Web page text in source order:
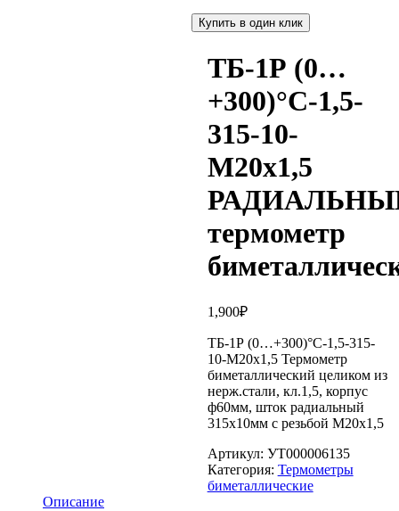
Купить в один клик
ТБ-1Р (0…
+300)°С-1,5-
315-10-
М20х1,5
термометр
1,900₽
ТБ-1Р (0…+300)°С-1,5-315-
10-М20х1,5 Термометр
биметаллический целиком из
нерж.стали, кл.1,5, корпус
ф60мм, шток радиальный
315х10мм с резьбой М20х1,5
Артикул: УТ000006135
Категория: Термометры
биметаллические
Описание